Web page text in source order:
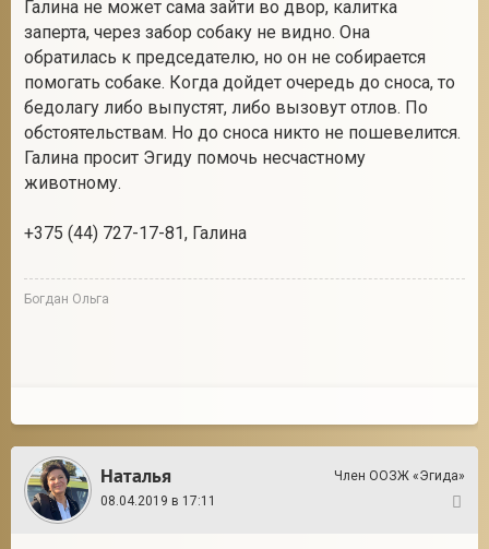
Галина не может сама зайти во двор, калитка
заперта, через забор собаку не видно. Она
обратилась к председателю, но он не собирается
помогать собаке. Когда дойдет очередь до сноса, то
бедолагу либо выпустят, либо вызовут отлов. По
обстоятельствам. Но до сноса никто не пошевелится.
Галина просит Эгиду помочь несчастному
животному.
+375 (44) 727-17-81, Галина
Богдан Ольга
Наталья
Член ООЗЖ «Эгида»
08.04.2019 в 17:11